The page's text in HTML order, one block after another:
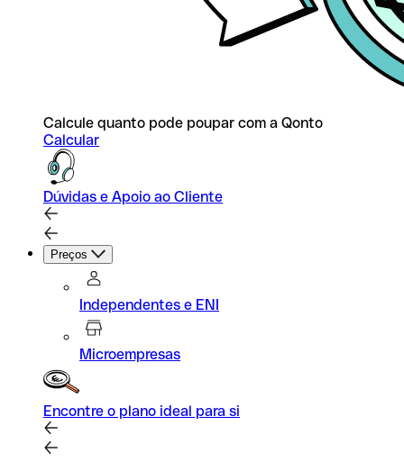
Calcule quanto pode poupar com a Qonto
Calcular
Dúvidas e Apoio ao Cliente
Preços
Independentes e ENI
Microempresas
Encontre o plano ideal para si